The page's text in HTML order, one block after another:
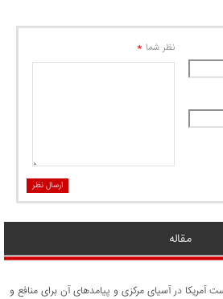
نظر شما *
ارسال نظر
مقاله
آمریکا در آسیای مرکزی و پیامدهای آن برای منافع و